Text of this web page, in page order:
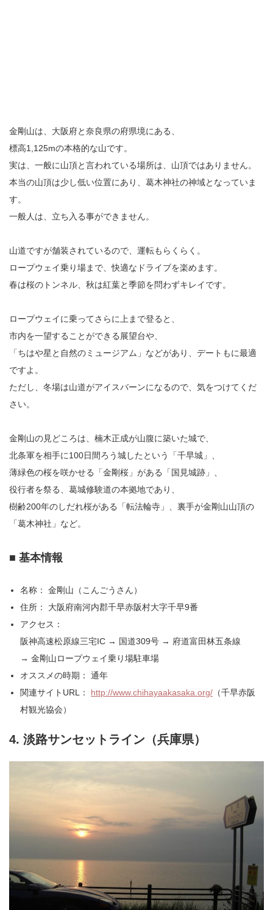
金剛山は、大阪府と奈良県の府県境にある、
標高1,125mの本格的な山です。
実は、一般に山頂と言われている場所は、山頂ではありません。
本当の山頂は少し低い位置にあり、葛木神社の神域となっていま
す。
一般人は、立ち入る事ができません。
山道ですが舗装されているので、運転もらくらく。
ロープウェイ乗り場まで、快適なドライブを楽めます。
春は桜のトンネル、秋は紅葉と季節を問わずキレイです。
ロープウェイに乗ってさらに上まで登ると、
市内を一望することができる展望台や、
「ちはや星と自然のミュージアム」などがあり、デートもに最適
ですよ。
ただし、冬場は山道がアイスバーンになるので、気をつけてくだ
さい。
金剛山の見どころは、楠木正成が山腹に築いた城で、
北条軍を相手に100日間ろう城したという「千早城」、
薄緑色の桜を咲かせる「金剛桜」がある「国見城跡」、
役行者を祭る、葛城修験道の本拠地であり、
樹齢200年のしだれ桜がある「転法輪寺」、裏手が金剛山山頂の
「葛木神社」など。
■ 基本情報
名称： 金剛山（こんごうさん）
住所： 大阪府南河内郡千早赤阪村大字千早9番
アクセス：
阪神高速松原線三宅IC → 国道309号 → 府道富田林五条線
→ 金剛山ロープウェイ乗り場駐車場
オススメの時期： 通年
関連サイトURL： http://www.chihayaakasaka.org/ （千早赤阪
村観光協会）
4. 淡路サンセットライン（兵庫県）